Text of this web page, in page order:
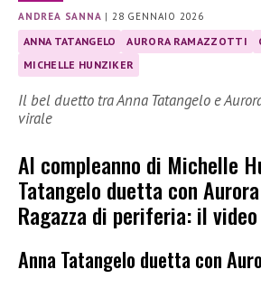
ANDREA SANNA | 28 GENNAIO 2026
ANNA TATANGELO AURORA RAMAZZOTTI
MICHELLE HUNZIKER
Il bel duetto tra Anna Tatangelo e
virale
Al compleanno di Michelle
Tatangelo duetta con
Ragazza di periferia: il
Anna Tatangelo duetta con